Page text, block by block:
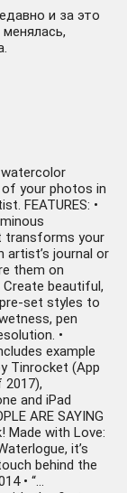
и за это
your photos in
FEATURES: •
transforms your
artist’s journal or
them on
Create beautiful,
set styles to
pen
•
example
Tinrocket (App
and iPad
ARE SAYING
Made with Love:
it’s
behind the
• “…